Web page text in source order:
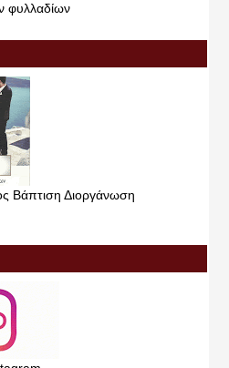
φυλλαδίων
Βάπτιση Διοργάνωση